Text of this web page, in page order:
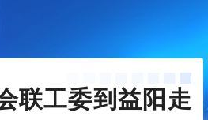
联工委到益阳走